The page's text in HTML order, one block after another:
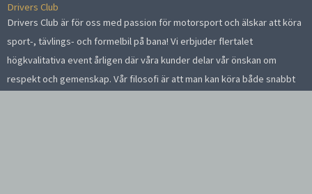
Drivers Club
Drivers Club är för oss med passion för motorsport och älskar att köra
sport-, tävlings- och formelbil på bana! Vi erbjuder flertalet
högkvalitativa event årligen där våra kunder delar vår önskan om
respekt och gemenskap. Vår filosofi är att man kan köra både snabbt